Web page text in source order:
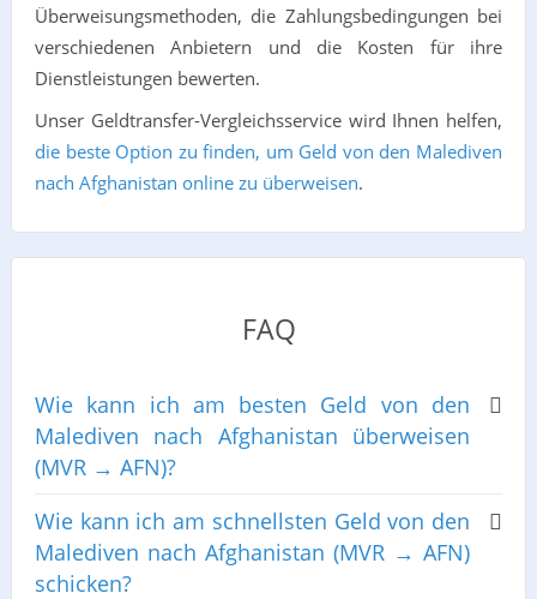
Überweisungsmethoden, die Zahlungsbedingungen bei
verschiedenen Anbietern und die Kosten für ihre
Dienstleistungen bewerten.
Unser Geldtransfer-Vergleichsservice wird Ihnen helfen,
die beste Option zu finden, um Geld von den Malediven
nach Afghanistan online zu überweisen.
FAQ
Wie kann ich am besten Geld von den
Malediven nach Afghanistan überweisen
(MVR → AFN)?
Wie kann ich am schnellsten Geld von den
Malediven nach Afghanistan (MVR → AFN)
schicken?